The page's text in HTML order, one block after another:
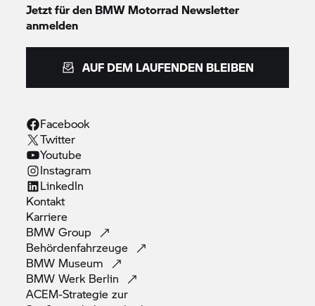
Jetzt für den BMW Motorrad Newsletter
anmelden
AUF DEM LAUFENDEN BLEIBEN
Facebook
Twitter
Youtube
Instagram
LinkedIn
Kontakt
Karriere
BMWGroup
Behördenfahrzeuge
BMW Museum
BMW Werk Berlin
ACEM-Strategie zur